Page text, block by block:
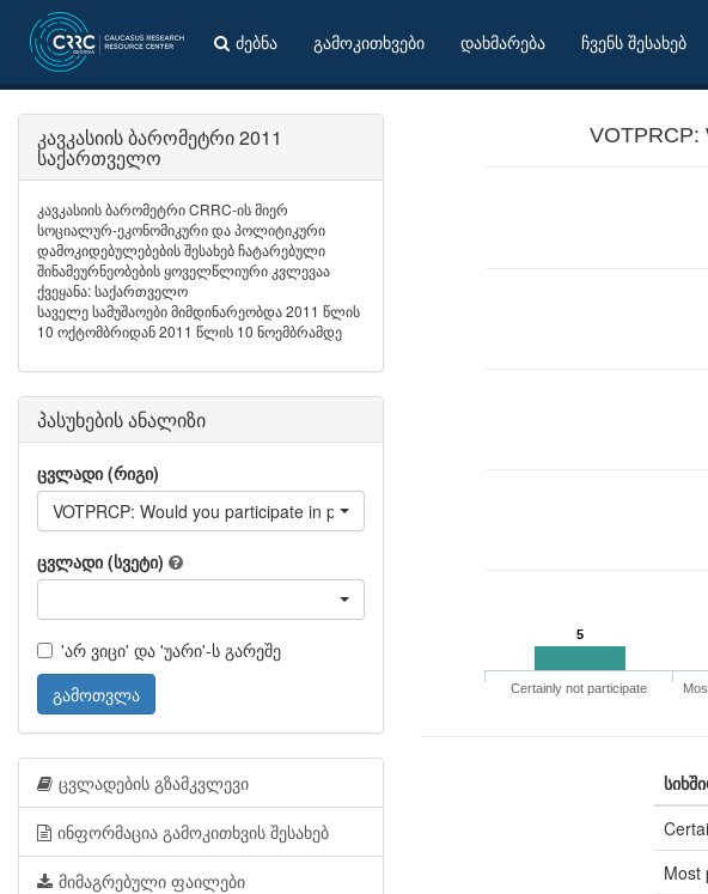
ძებნა გამოკითხვები დახმარება ჩვენს შესახებ
VOTPRCP:
5
Certainly not participate
Most
კავკასიის ბარომეტრი 2011
საქართველო
კავკასიის ბარომეტრი CRRC-ის მიერ
სოციალურ-ეკონომიკური და პოლიტიკური
დამოკიდებულებების შესახებ ჩატარებული
შინამეურნეობების ყოველწლიური კვლევაა
ქვეყანა: საქართველო
საველე სამუშაოები მიმდინარეობდა 2011 წლის
10 ოქტომბრიდან 2011 წლის 10 ნოემბრამდე
პასუხების ანალიზი
ცვლადი (რიგი)
VOTPRCP: Would you participate in presidential elections next Sunday?
ცვლადი (სვეტი)
'არ ვიცი' და 'უარი'-ს გარეშე
გამოთვლა
ცვლადების გზამკვლევი
ინფორმაცია გამოკითხვის შესახებ
მიმაგრებული ფაილები